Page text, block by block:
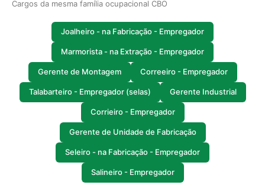
Cargos da mesma família ocupacional CBO
Joalheiro - na Fabricação - Empregador
Marmorista - na Extração - Empregador
Gerente de Montagem Correeiro - Empregador
Talabarteiro - Empregador (selas) Gerente Industrial
Corrieiro - Empregador
Gerente de Unidade de Fabricação
Seleiro - na Fabricação - Empregador
Salineiro - Empregador